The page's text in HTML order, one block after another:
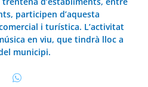
participen d’aquesta
i turística. L’activitat
en viu, que tindrà lloc a
municipi.